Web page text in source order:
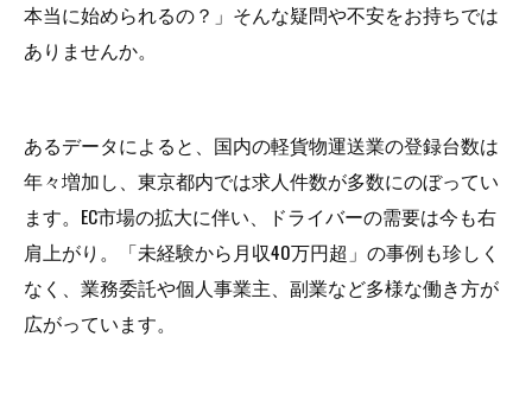
本当に始められるの？」そんな疑問や不安をお持ちでは
ありませんか。
あるデータによると、国内の軽貨物運送業の登録台数は
年々増加し、東京都内では求人件数が多数にのぼってい
ます。EC市場の拡大に伴い、ドライバーの需要は今も右
肩上がり。「未経験から月収40万円超」の事例も珍しく
なく、業務委託や個人事業主、副業など多様な働き方が
広がっています。